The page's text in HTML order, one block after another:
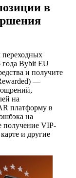
в
переходных
Bybit EU
и получите
—
на
платформу в
на
получение VIP-
и другие